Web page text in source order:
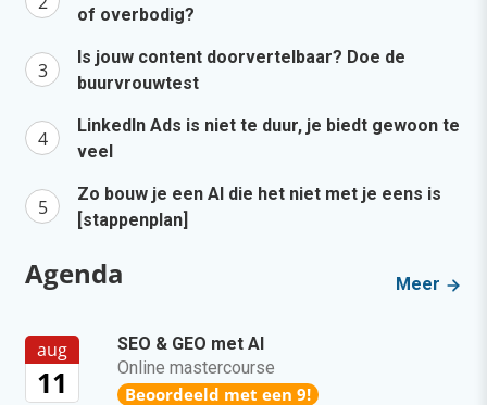
of overbodig?
Is jouw content doorvertelbaar? Doe de
buurvrouwtest
LinkedIn Ads is niet te duur, je biedt gewoon te
veel
Zo bouw je een AI die het niet met je eens is
[stappenplan]
Agenda Meer
aug
11
SEO & GEO met AI
Online mastercourse
Beoordeeld met een 9!